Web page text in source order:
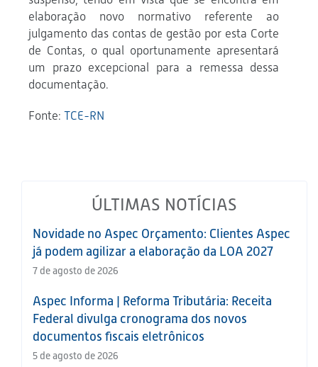
elaboração novo normativo referente ao
julgamento das contas de gestão por esta Corte
de Contas, o qual oportunamente apresentará
um prazo excepcional para a remessa dessa
documentação.
Fonte: TCE-RN
ÚLTIMAS NOTÍCIAS
Novidade no Aspec Orçamento: Clientes Aspec
já podem agilizar a elaboração da LOA 2027
7 de agosto de 2026
Aspec Informa | Reforma Tributária: Receita
Federal divulga cronograma dos novos
documentos fiscais eletrônicos
5 de agosto de 2026